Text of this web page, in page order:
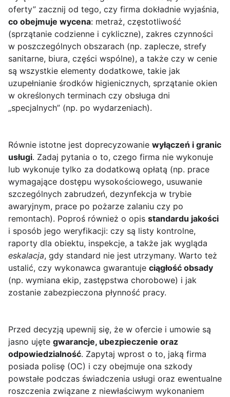
oferty” zacznij od tego, czy firma dokładnie wyjaśnia,
co obejmuje wycena: metraż, częstotliwość
(sprzątanie codzienne i cykliczne), zakres czynności
w poszczególnych obszarach (np. zaplecze, strefy
sanitarne, biura, części wspólne), a także czy w cenie
są wszystkie elementy dodatkowe, takie jak
uzupełnianie środków higienicznych, sprzątanie okien
w określonych terminach czy obsługa dni
„specjalnych” (np. po wydarzeniach).
Równie istotne jest doprecyzowanie wyłączeń i granic
usługi. Zadaj pytania o to, czego firma nie wykonuje
lub wykonuje tylko za dodatkową opłatą (np. prace
wymagające dostępu wysokościowego, usuwanie
szczególnych zabrudzeń, dezynfekcja w trybie
awaryjnym, prace po pożarze zalaniu czy po
remontach). Poproś również o opis standardu jakości
i sposób jego weryfikacji: czy są listy kontrolne,
raporty dla obiektu, inspekcje, a także jak wygląda
eskalacja, gdy standard nie jest utrzymany. Warto też
ustalić, czy wykonawca gwarantuje ciągłość obsady
(np. wymiana ekip, zastępstwa chorobowe) i jak
zostanie zabezpieczona płynność pracy.
Przed decyzją upewnij się, że w ofercie i umowie są
jasno ujęte gwarancje, ubezpieczenie oraz
odpowiedzialność. Zapytaj wprost o to, jaką firma
posiada polisę (OC) i czy obejmuje ona szkody
powstałe podczas świadczenia usługi oraz ewentualne
roszczenia związane z niewłaściwym wykonaniem